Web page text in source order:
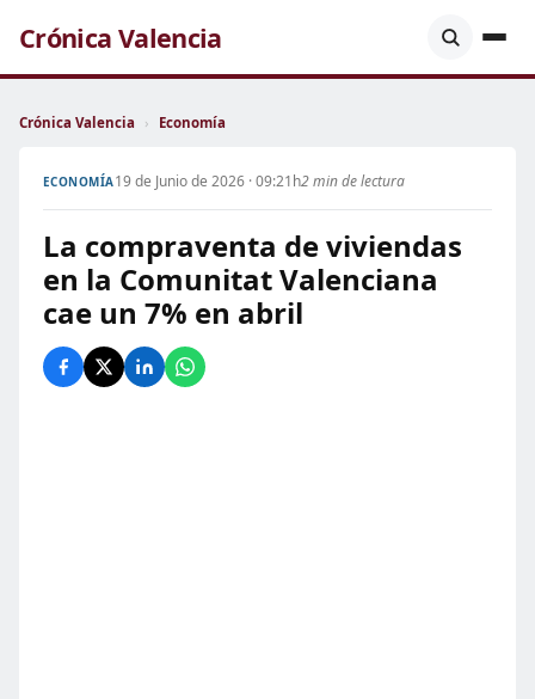
Crónica Valencia
Crónica Valencia › Economía
ECONOMÍA19 de Junio de 2026 · 09:21h2 min de lectura
La compraventa de viviendas
en la Comunitat Valenciana
cae un 7% en abril